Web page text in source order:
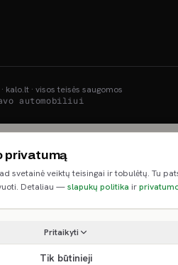
kalo.lt · visos teisės saugomos
automobiliui
privatumą
svetainė veiktų teisingai ir tobulėtų. Tu
Detaliau —slapukų politika ir
Pritaikyti
Tik būtinieji